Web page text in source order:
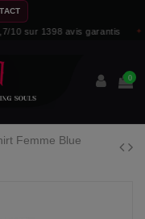
10 sur 1398 avis garantis
0
Femme Blue